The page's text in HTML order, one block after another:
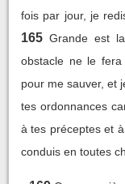
fois par jour, je
165 Grande est
obstacle ne le fera
pour me sauver, et
tes ordonnances
à tes préceptes et
conduis en toutes